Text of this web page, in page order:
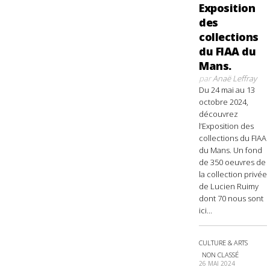
Exposition
des
collections
du FIAA du
Mans.
parAnaë Leffray
Du 24 mai au 13
octobre 2024,
découvrez
l’Exposition des
collections du FIAA
du Mans. Un fond
de 350 oeuvres de
la collection privée
de Lucien Ruimy
dont 70 nous sont
ici...
CULTURE & ARTS
NON CLASSÉ
26 MAI 2024